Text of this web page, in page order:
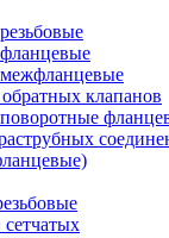
клапанов